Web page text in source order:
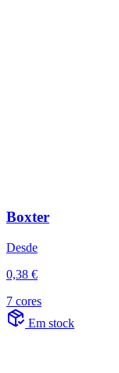
Boxter
Desde
0,38 €
7 cores
Em stock